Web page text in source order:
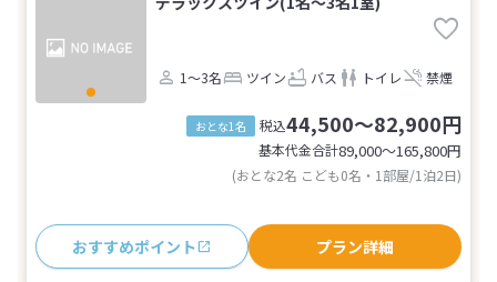
1～3名 ツイン バス トイレ 禁煙
おとな1名 税込44,500～82,900円
基本代金合計89,000〜165,800円
(おとな2名 こども0名・1部屋/1泊2日)
おすすめポイント プラン詳細